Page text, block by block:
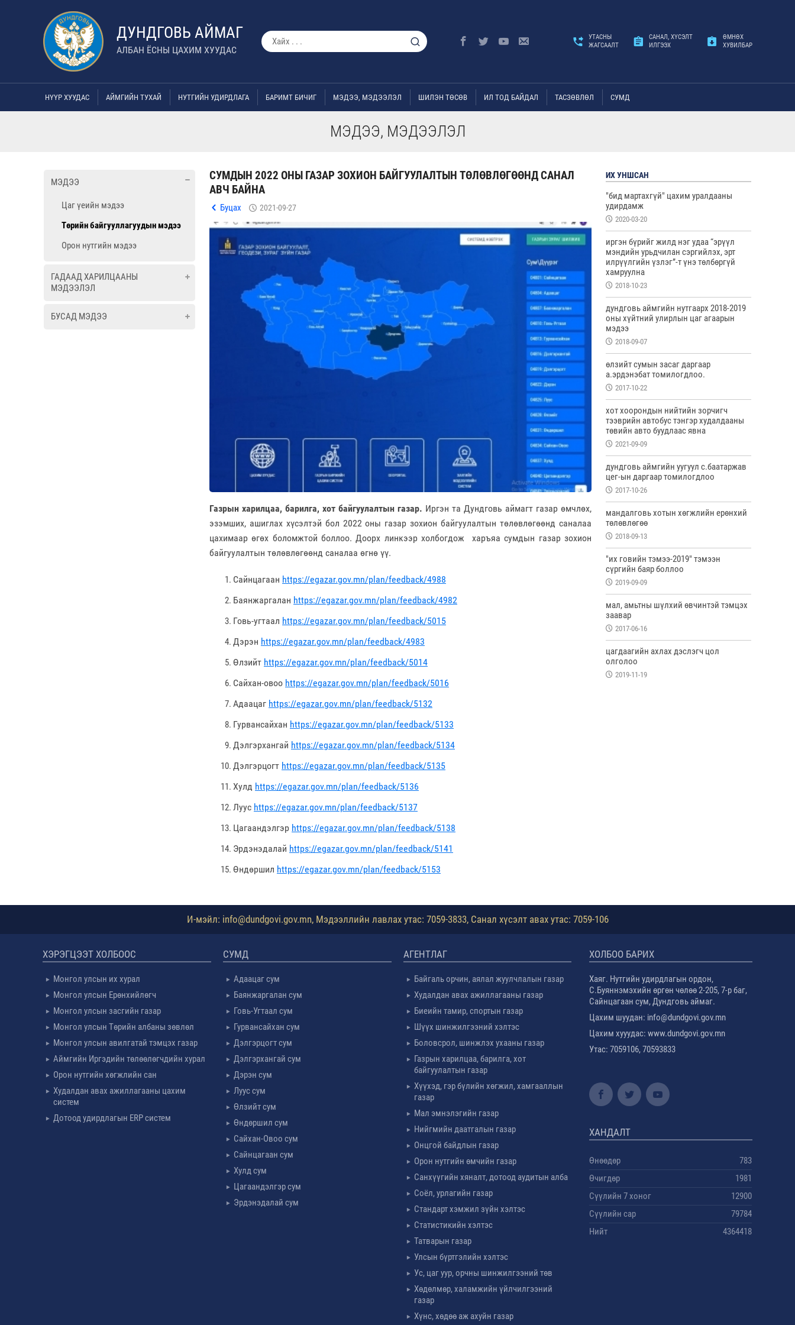
ДУНДГОВЬ АЙМАГ
АЛБАН ЁСНЫ ЦАХИМ ХУУДАС
УТАСНЫ
ЖАГСААЛТ
САНАЛ, ХҮСЭЛТ
ИЛГЭЭХ
ӨМНӨХ
ХУВИЛБАР
НҮҮР ХУУДАС АЙМГИЙН ТУХАЙ НУТГИЙН УДИРДЛАГА БАРИМТ БИЧИГ МЭДЭЭ, МЭДЭЭЛЭЛ ШИЛЭН ТӨСӨВ ИЛ ТОД БАЙДАЛ ТАСЗӨВЛӨЛ СУМД
МЭДЭЭ, МЭДЭЭЛЭЛ
МЭДЭЭ
Цаг үеийн мэдээ
Төрийн байгууллагуудын мэдээ
Орон нутгийн мэдээ
ГАДААД ХАРИЛЦААНЫ
МЭДЭЭЛЭЛ
БУСАД МЭДЭЭ
СУМДЫН 2022 ОНЫ ГАЗАР ЗОХИОН БАЙГУУЛАЛТЫН ТӨЛӨВЛӨГӨӨНД САНАЛ
АВЧ БАЙНА
Буцах 2021-09-27
Газрын харилцаа, барилга, хот байгуулалтын газар. Иргэн та Дундговь аймагт газар өмчлөх,
эзэмших, ашиглах хүсэлтэй бол 2022 оны газар зохион байгуулалтын төлөвлөгөөнд саналаа
цахимаар өгөх боломжтой боллоо. Доорх линкээр холбогдож харъяа сумдын газар зохион
байгуулалтын төлөвлөгөөнд саналаа өгнө үү.
Сайнцагаан https://egazar.gov.mn/plan/feedback/4988
Баянжаргалан https://egazar.gov.mn/plan/feedback/4982
Говь-угтаал https://egazar.gov.mn/plan/feedback/5015
Дэрэн https://egazar.gov.mn/plan/feedback/4983
Өлзийт https://egazar.gov.mn/plan/feedback/5014
Сайхан-овоо https://egazar.gov.mn/plan/feedback/5016
Адаацаг https://egazar.gov.mn/plan/feedback/5132
Гурвансайхан https://egazar.gov.mn/plan/feedback/5133
Дэлгэрхангай https://egazar.gov.mn/plan/feedback/5134
Дэлгэрцогт https://egazar.gov.mn/plan/feedback/5135
Хулд https://egazar.gov.mn/plan/feedback/5136
Луус https://egazar.gov.mn/plan/feedback/5137
Цагаандэлгэр https://egazar.gov.mn/plan/feedback/5138
Эрдэнэдалай https://egazar.gov.mn/plan/feedback/5141
Өндөршил https://egazar.gov.mn/plan/feedback/5153
ИХ УНШСАН
"бид мартахгүй" цахим уралдааны
удирдамж
2020-03-20
иргэн бүрийг жилд нэг удаа “эрүүл
мэндийн урьдчилан сэргийлэх, эрт
илрүүлгийн үзлэг”-т үнэ төлбөргүй
хамруулна
2018-10-23
дундговь аймгийн нутгаарх 2018-2019
оны хүйтний улирлын цаг агаарын
мэдээ
2018-09-07
өлзийт сумын засаг даргаар
а.эрдэнэбат томилогдлоо.
2017-10-22
хот хоорондын нийтийн зорчигч
тээврийн автобус тэнгэр худалдааны
төвийн авто буудлаас явна
2021-09-09
дундговь аймгийн уугуул с.баатаржав
цег-ын даргаар томилогдлоо
2017-10-26
мандалговь хотын хөгжлийн ерөнхий
төлөвлөгөө
2018-09-13
"их говийн тэмээ-2019" тэмээн
сүргийн баяр боллоо
2019-09-09
мал, амьтны шүлхий өвчинтэй тэмцэх
заавар
2017-06-16
цагдаагийн ахлах дэслэгч цол
олголоо
2019-11-19
И-мэйл: info@dundgovi.gov.mn, Мэдээллийн лавлах утас: 7059-3833, Санал хүсэлт авах утас: 7059-106
ХЭРЭГЦЭЭТ ХОЛБООС
Монгол улсын их хурал
Монгол улсын Ерөнхийлөгч
Монгол улсын засгийн газар
Монгол улсын Төрийн албаны зөвлөл
Монгол улсын авилгатай тэмцэх газар
Аймгийн Иргэдийн төлөөлөгчдийн хурал
Орон нутгийн хөгжлийн сан
Худалдан авах ажиллагааны цахим
систем
Дотоод удирдлагын ERP систем
СУМД
Адаацаг сум
Баянжаргалан сум
Говь-Угтаал сум
Гурвансайхан сум
Дэлгэрцогт сум
Дэлгэрхангай сум
Дэрэн сум
Луус сум
Өлзийт сум
Өндөршил сум
Сайхан-Овоо сум
Сайнцагаан сум
Хулд сум
Цагаандэлгэр сум
Эрдэнэдалай сум
АГЕНТЛАГ
Байгаль орчин, аялал жуулчлалын газар
Худалдан авах ажиллагааны газар
Биеийн тамир, спортын газар
Шүүх шинжилгээний хэлтэс
Боловсрол, шинжлэх ухааны газар
Газрын харилцаа, барилга, хот
байгуулалтын газар
Хүүхэд, гэр бүлийн хөгжил, хамгааллын
газар
Мал эмнэлэгийн газар
Нийгмийн даатгалын газар
Онцгой байдлын газар
Орон нутгийн өмчийн газар
Санхүүгийн хяналт, дотоод аудитын алба
Соёл, урлагийн газар
Стандарт хэмжил зүйн хэлтэс
Статистикийн хэлтэс
Татварын газар
Улсын бүртгэлийн хэлтэс
Ус, цаг уур, орчны шинжилгээний төв
Хөдөлмөр, халамжийн үйлчилгээний
газар
Хүнс, хөдөө аж ахуйн газар
ХОЛБОО БАРИХ
Хаяг. Нутгийн удирдлагын ордон,
С.Буяннэмэхийн өргөн чөлөө 2-205, 7-р баг,
Сайнцагаан сум, Дундговь аймаг.
Цахим шуудан: info@dundgovi.gov.mn
Цахим хууудас: www.dundgovi.gov.mn
Утас: 7059106, 70593833
ХАНДАЛТ
Өнөөдөр
783
Өчигдөр
1981
Сүүлийн 7 хоног
12900
Сүүлийн сар
79784
Нийт
4364418